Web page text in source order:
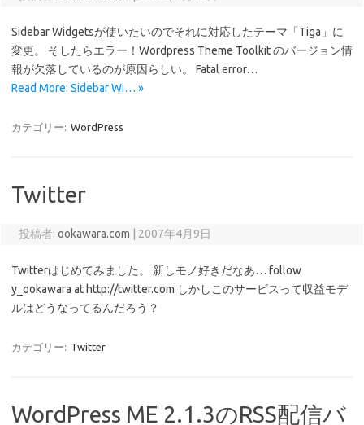
Sidebar Widgetsが使いたいのでそれに対応したテーマ「Tiga」に
変更。 そしたらエラー！Wordpress Theme Toolkit のバージョン情
報が欠落しているのが原因らしい。 Fatal error…
Read More: Sidebar Wi… »
カテゴリー: WordPress
Twitter
投稿者: ookawara.com 2007年4月9日
Twitterはじめてみました。 新しモノ好きだなあ… follow
y_ookawara at http://twitter.com しかしこのサービスって収益モデ
ルはどうなってるんだろう？
カテゴリー: Twitter
WordPress ME 2.1.3のRSS配信バ